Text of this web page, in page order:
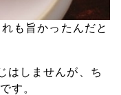
も旨かったんだと
はしませんが、ち
す。